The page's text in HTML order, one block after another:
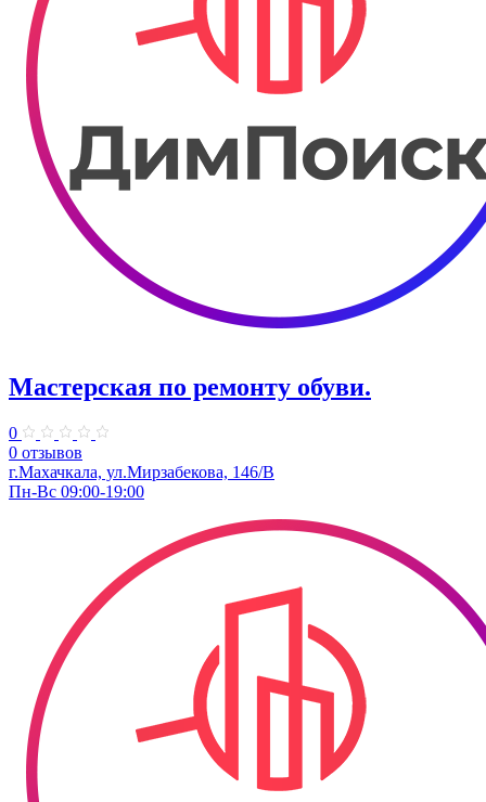
Мастерская по ремонту обуви.
0
0 отзывов
г.Махачкала, ул.Мирзабекова, 146/В
Пн-Вс 09:00-19:00